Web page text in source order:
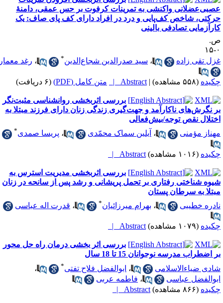
واکنشی به تمرینات کرفوت بر حس عمقی، دامنۀ
شاخص کف‌پایی و درد در افراد دارای کف ‌پای‌ صاف: یک
تصادفی بالینی
تقی زاده
،سید صدرالدین شجاع‌الدین ،رغد معمار
(۵۵۸ مشاهده) |
Abstract | متن کامل (PDF) (۶ دریافت)
بررسی اثربخشی روانشناسی مثبت‌نگر
نگرش‌های ناکارآمد و جهت‌گیری زندگی زنان دارای فرزند مبتلا به
نقص توجه/بیش‌فعالی
مؤمنی
،آیلین سماک محمّدی ،پریسا صمدی
(۱۰۱۶ مشاهده) Abstract |
بررسی اثربخشی مدیریت استرس به
شناختی رفتاری بر تحمل پریشانی و رشد پس از سانحه در زنان
به سرطان پستان
خطیبی
،بهرام میرزائیان * ،قدرت اله عباسی
(۱۰۷۹ مشاهده) Abstract |
بررسی اثر بخشی درمان راه حل محور
اضطراب مدرسه نوجوانان 15 تا 18 سال
ضیاءالاسلامی
،ابوالفضل فلاح تفتی
،
عباسی
،فاطمه عربی
(۸۶۶ مشاهده) Abstract |